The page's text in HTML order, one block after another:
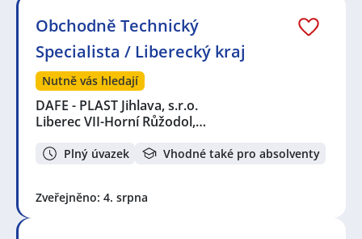
Obchodně Technický
Specialista / Liberecký kraj
Nutně vás hledají
DAFE - PLAST Jihlava, s.r.o.
Liberec VII-Horní Růžodol,…
Plný úvazek Vhodné také pro absolventy
Zveřejněno: 4. srpna